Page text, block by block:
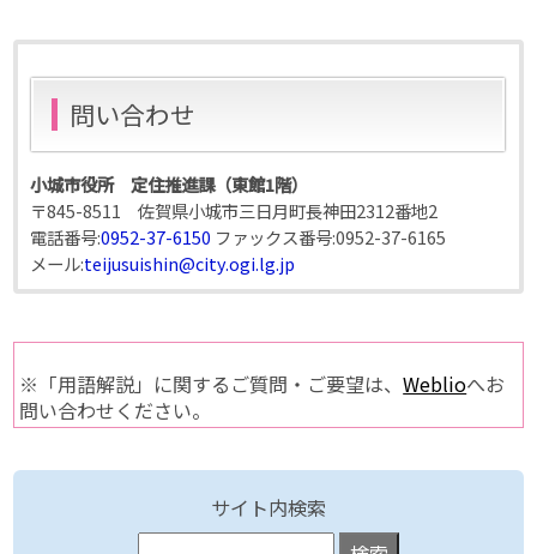
問い合わせ
小城市役所 定住推進課（東館1階）
〒845-8511 佐賀県小城市三日月町長神田2312番地2
電話番号:0952-37-6150 ファックス番号:0952-37-6165
メール:teijusuishin@city.ogi.lg.jp
※「用語解説」に関するご質問・ご要望は、Weblioへお
問い合わせください。
サイト内検索